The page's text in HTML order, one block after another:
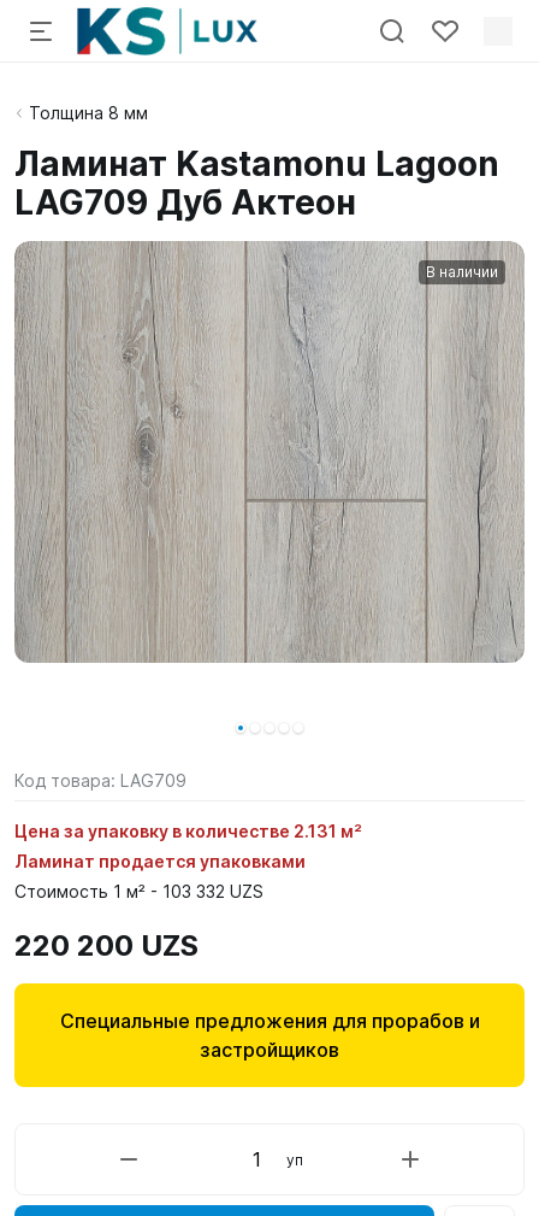
Толщина 8 мм
Ламинат Kastamonu Lagoon
LAG709 Дуб Актеон
В наличии
Код товара: LAG709
Цена за упаковку в количестве 2.131 м²
Ламинат продается упаковками
Стоимость 1 м² - 103 332 UZS
220 200 UZS
Специальные предложения для прорабов и
застройщиков
уп